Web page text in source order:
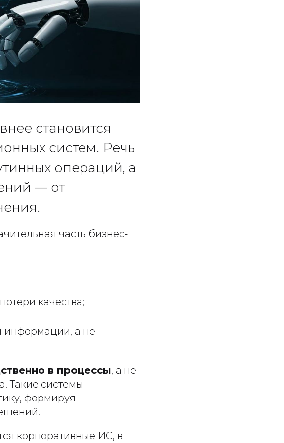
становится
систем. Речь
операций, а
— от
часть бизнес-
качества;
информации, а не
в процессы, а не
Такие системы
формируя
корпоративные ИС, в